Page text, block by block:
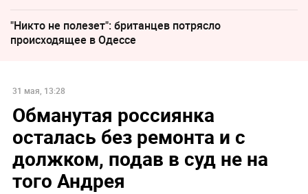
"Никто не полезет": британцев потрясло
происходящее в Одессе
31 мая, 13:28
Обманутая россиянка
осталась без ремонта и с
должком, подав в суд не на
того Андрея